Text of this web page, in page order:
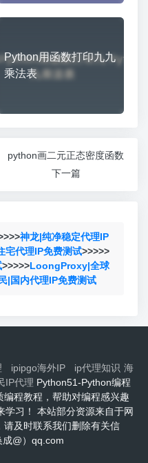
Python用函数打印九九
乘法表
python画二元正态密度函数
下一篇
神龙|纯净稳定代理IP
宅代理IP免费测试>>>>>
>>>>>LoongProxy|全球
|国内代理IP免费测试
ipipgo海外IP ip代理知识 海
IP代理 Python51-Python编程
程教程，帮助对编程感兴趣
学习！ 本站部分资源来自于网
及时联系我们删除有关信
@）qq.com